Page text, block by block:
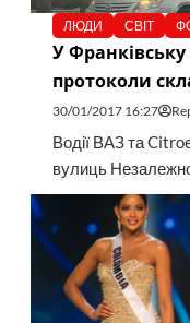
ЛЮДИ СВІТ
У Франківську
протоколи
30/01/2017 16:27
Водії ВАЗ та
вулиць